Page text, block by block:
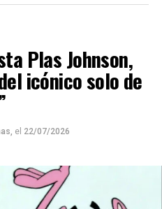
siguieron las indicaciones
Una vez
el fotógrafo realizó
disposición de los cuerpos
que integrarán la
Plas Johnson,
icónico solo de
el 22/07/2026